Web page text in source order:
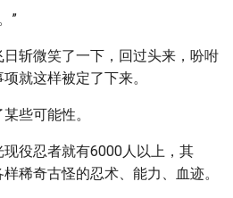
”
斩微笑了一下，回过头来，吩咐
就这样被定了下来。
些可能性。
役忍者就有6000人以上，其
稀奇古怪的忍术、能力、血迹。